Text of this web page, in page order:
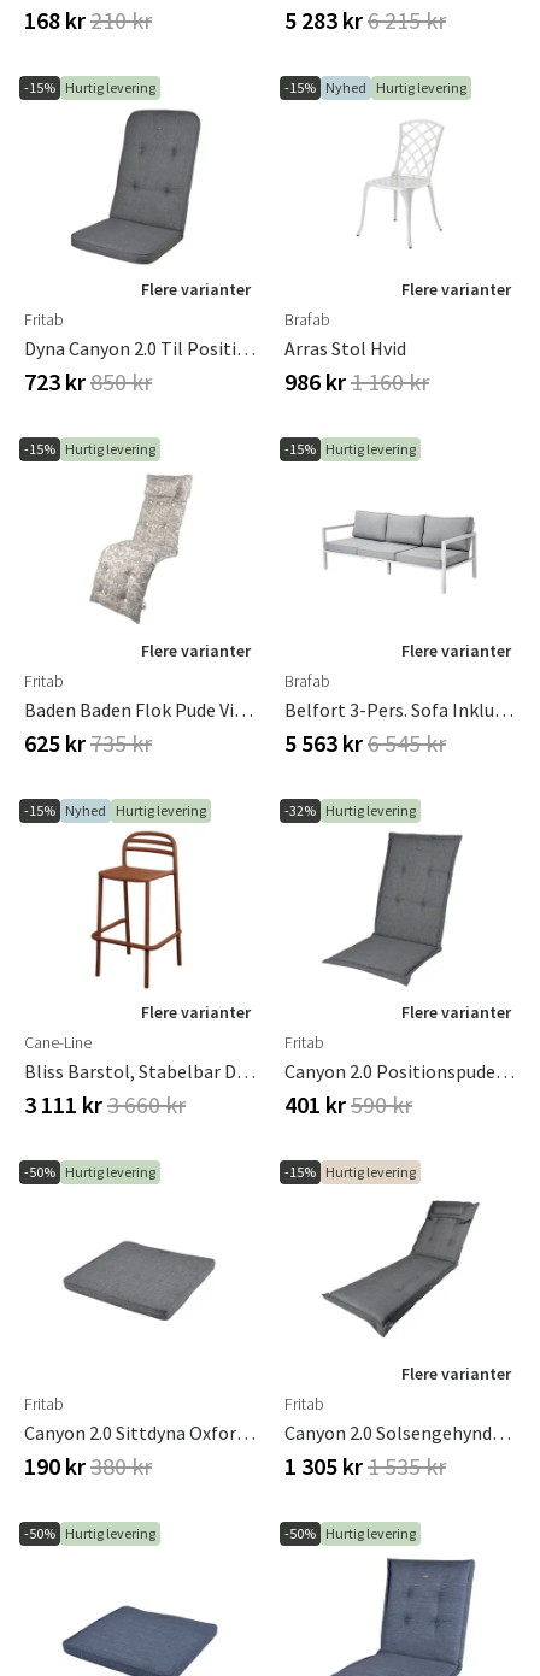
168 kr210 kr 5 283 kr6 215 kr
-15% Hurtig levering
Flere varianter
Fritab
Dyna Canyon 2.0 Til Positionsstol Oxford Grå
723 kr850 kr
-15% Nyhed Hurtig levering
Flere varianter
Brafab
Arras Stol Hvid
986 kr1 160 kr
-15% Hurtig levering
Flere varianter
Fritab
Baden Baden Flok Pude Vine Green
625 kr735 kr
-15% Hurtig levering
Flere varianter
Brafab
Belfort 3-Pers. Sofa Inklusive Puder Hvid / Peral Grey
5 563 kr6 545 kr
-15% Nyhed Hurtig levering
Flere varianter
Cane-Line
Bliss Barstol, Stabelbar Desert Red, Aluminium
3 111 kr3 660 kr
-32% Hurtig levering
Flere varianter
Fritab
Canyon 2.0 Positionspude Oxford Grå
401 kr590 kr
-50% Hurtig levering
Fritab
Canyon 2.0 Sittdyna Oxfordgrå
190 kr380 kr
-15% Hurtig levering
Flere varianter
Fritab
Canyon 2.0 Solsengehynde Oxford Grå
1 305 kr1 535 kr
-50% Hurtig levering -50% Hurtig levering